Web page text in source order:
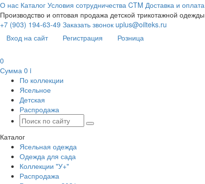
О нас Каталог Условия сотрудничества CTM Доставка и оплата
Производство и оптовая продажа детской трикотажной одежды
+7 (903) 194-63-49 Заказать звонок uplus@oilteks.ru
Вход на сайт
Регистрация Розница
0
Сумма 0 i
По коллекции
Ясельное
Детская
Распродажа
Каталог
Ясельная одежда
Одежда для сада
Коллекции "У+"
Распродажа